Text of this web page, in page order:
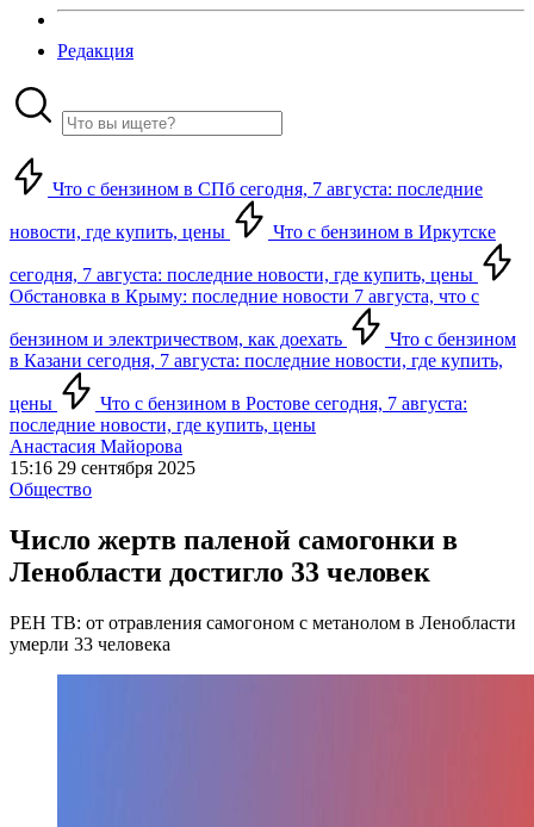
Редакция
Что с бензином в СПб сегодня, 7 августа: последние
новости, где купить, цены Что с бензином в Иркутске
сегодня, 7 августа: последние новости, где купить, цены
Обстановка в Крыму: последние новости 7 августа, что с
бензином и электричеством, как доехать
Что с бензином
в Казани сегодня, 7 августа: последние новости, где купить,
цены
Что с бензином в Ростове сегодня, 7 августа:
последние новости, где купить, цены
Анастасия Майорова
15:16 29 сентября 2025
Общество
Число жертв паленой самогонки в
Ленобласти достигло 33 человек
РЕН ТВ: от отравления самогоном с метанолом в Ленобласти
умерли 33 человека